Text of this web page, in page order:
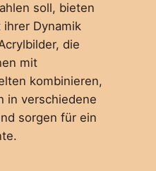
soll, bieten
ihrer Dynamik
die
mit
kombinieren,
in verschiedene
sorgen für ein